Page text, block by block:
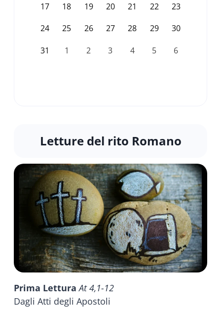
17 18 19 20 21 22 23
24 25 26 27 28 29 30
31 1 2 3 4 5 6
Letture del rito Romano
Prima Lettura At 4,1-12
Dagli Atti degli Apostoli